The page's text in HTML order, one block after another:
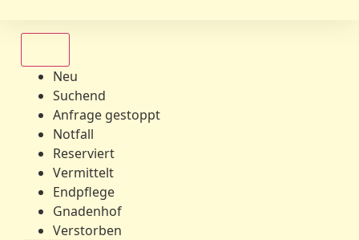
Neu
Suchend
Anfrage gestoppt
Notfall
Reserviert
Vermittelt
Endpflege
Gnadenhof
Verstorben